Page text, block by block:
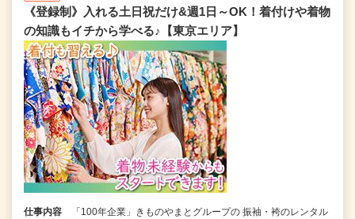
《登録制》入れる土日祝だけ&週1日～OK！着付けや着物
の知識もイチから学べる♪【東京エリア】
仕事内容
「100年企業」きものやまとグループの 振袖・袴のレンタル